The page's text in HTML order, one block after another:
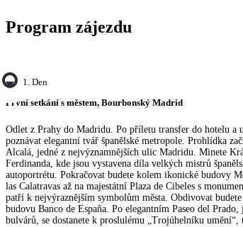
Program zájezdu
1. Den
První setkání s městem, Bourbonský Madrid
Odlet z Prahy do Madridu. Po příletu transfer do hotelu a
poznávat elegantní tvář španělské metropole. Prohlídka
Alcalá, jedné z nejvýznamnějších ulic Madridu. Minete
Ferdinanda, kde jsou vystavena díla velkých mistrů
autoportrétu. Pokračovat budete kolem ikonické budovy
las Calatravas až na majestátní Plaza de Cibeles s
patří k nejvýraznějším symbolům města. Obdivovat
budovu Banco de España. Po elegantním Paseo del
bulvárů, se dostanete k proslulému „Trojúhelníku umění“,